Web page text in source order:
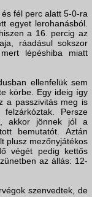
fél perc alatt 5-0-ra
egyet lerohanásból.
a 16. percig az
ráadásul sokszor
lépéshiba miatt
ellenfelük sem
körbe. Egy ideig így
a passzivitás meg is
Persze
akkor jönnek jól a
bemutatót. Aztán
plusz mezőnyjátékos
végét pedig kettős
az állás: 12-
szenvedtek, de